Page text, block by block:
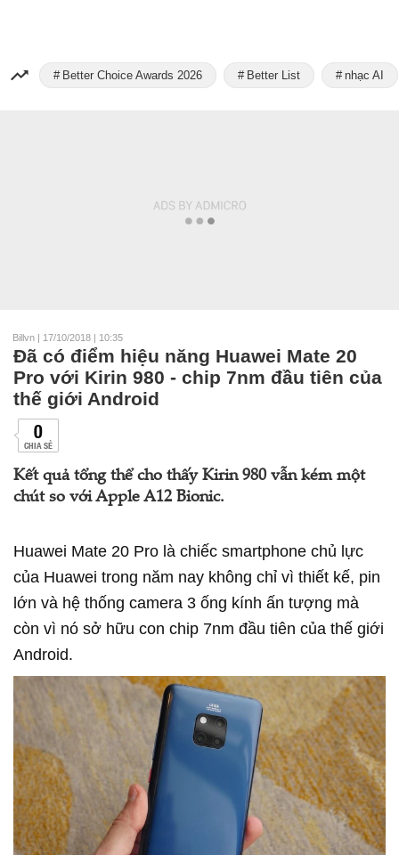
Better Choice Awards 2026 Better List nhạc AI
Billvn | 17/10/2018 | 10:35
Đã có điểm hiệu năng Huawei Mate 20
Pro với Kirin 980 - chip 7nm đầu tiên của
thế giới Android
0
CHIA SẺ
Kết quả tổng thể cho thấy Kirin 980 vẫn kém một
chút so với Apple A12 Bionic.
Huawei Mate 20 Pro là chiếc smartphone chủ lực
của Huawei trong năm nay không chỉ vì thiết kế, pin
lớn và hệ thống camera 3 ống kính ấn tượng mà
còn vì nó sở hữu con chip 7nm đầu tiên của thế giới
Android.